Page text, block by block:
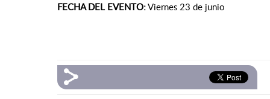
FECHA DEL EVENTO:Viernes 23 de junio